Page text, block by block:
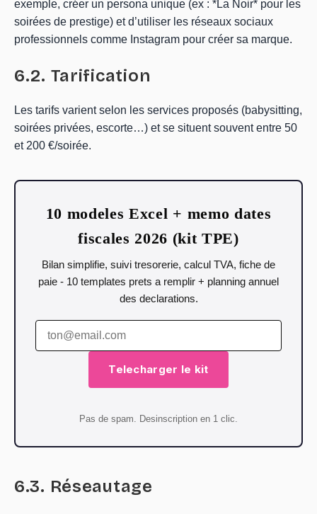
exemple, créer un persona unique (ex : *La Noir* pour les
soirées de prestige) et d’utiliser les réseaux sociaux
professionnels comme Instagram pour créer sa marque.
6.2. Tarification
Les tarifs varient selon les services proposés (babysitting,
soirées privées, escorte…) et se situent souvent entre 50
et 200 €/soirée.
10 modeles Excel + memo dates
fiscales 2026 (kit TPE)
Bilan simplifie, suivi tresorerie, calcul TVA, fiche de
paie - 10 templates prets a remplir + planning annuel
des declarations.
Telecharger le kit
Pas de spam. Desinscription en 1 clic.
6.3. Réseautage